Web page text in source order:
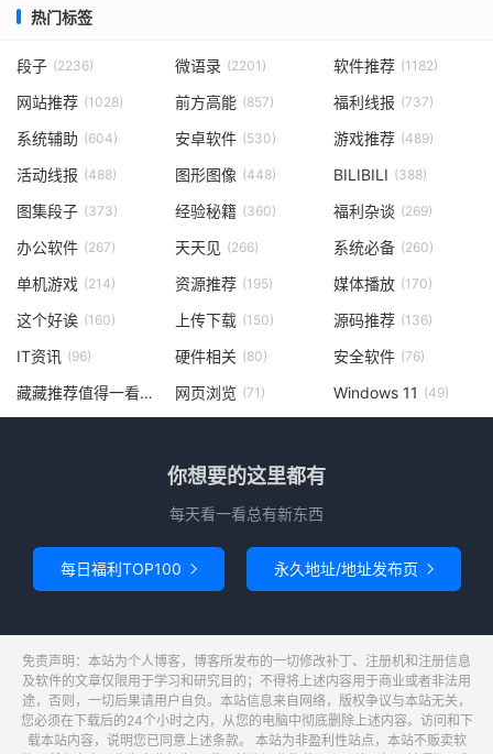
热门标签
段子 (2236) 微语录 (2201) 软件推荐 (1182)
网站推荐 (1028) 前方高能 (857) 福利线报 (737)
系统辅助 (604) 安卓软件 (530) 游戏推荐 (489)
活动线报 (488) 图形图像 (448) BILIBILI (388)
图集段子 (373) 经验秘籍 (360) 福利杂谈 (269)
办公软件 (267) 天天见 (266) 系统必备 (260)
单机游戏 (214) 资源推荐 (195) 媒体播放 (170)
这个好诶 (160) 上传下载 (150) 源码推荐 (136)
IT资讯 (96) 硬件相关 (80) 安全软件 (76)
藏藏推荐值得一看 网页浏览 (71) Windows 11 (49)
你想要的这里都有
每天看一看总有新东西
每日福利TOP100  永久地址/地址发布页 
免责声明：本站为个人博客，博客所发布的一切修改补丁、注册机和注册信息
及软件的文章仅限用于学习和研究目的；不得将上述内容用于商业或者非法用
途，否则，一切后果请用户自负。本站信息来自网络，版权争议与本站无关，
您必须在下载后的24个小时之内，从您的电脑中彻底删除上述内容。访问和下
载本站内容，说明您已同意上述条款。 本站为非盈利性站点，本站不贩卖软